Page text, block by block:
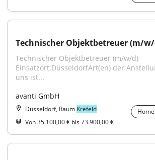
Technischer Objektbetreuer (m/
Technischer Objektbetreuer (m/w/d)
Einsatzort:DüsseldorfArt(en) der
uns ist...
avanti GmbH
Düsseldorf, Raum Krefeld
Von 35.100,00 € bis 73.900,00 €